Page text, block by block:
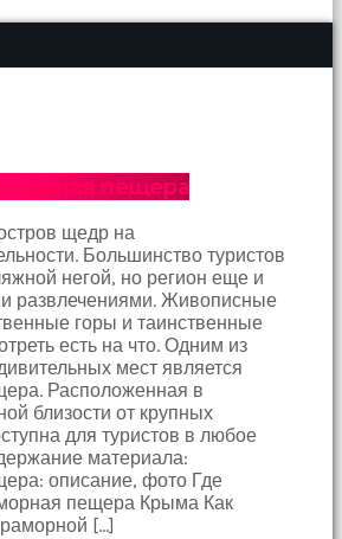
пещера
щедр на
Большинство туристов
негой, но регион еще и
развлечениями. Живописные
горы и таинственные
есть на что. Одним из
мест является
Расположенная в
близости от крупных
для туристов в любое
материала:
описание, фото Где
пещера Крыма Как
[…]